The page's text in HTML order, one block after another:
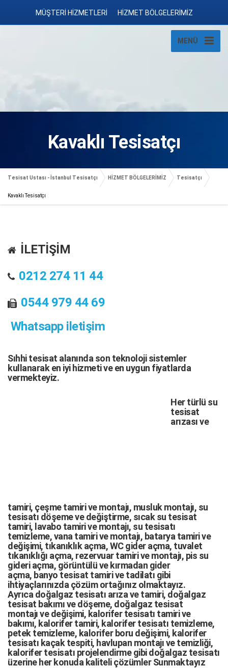
MÜŞTERİ HİZMETLERİ HİZMET BÖLGELERİMİZ
MENÜ
Kavaklı Tesisatçı
Tesisat Ustası - İstanbul Tesisatçı HİZMET BÖLGELERİMİZ Tesisatçı
Kavaklı Tesisatçı
İLETİŞİM
0212 274 11 44
0544 979 44 69
Whatsapp iletişim
Sıhhi tesisat alanında son teknoloji sistemler
kullanarak en iyi hizmeti ve en uygun fiyatlarda
vermekteyiz.
Her türlü su
tesisat
arızasıve
tamiri, çeşme tamirivemontajı, musluk montajı, su
tesisatı döşemeve değiştirme, sıcak su tesisat
tamiri, lavabo tamirivemontajı, su tesisatı
temizleme,vana tamirivemontajı, batarya tamirive
değişimi, tıkanıklık açma,WC gider açma, tuvalet
tıkanıklığı açma, rezervuar tamirive montajı, pis su
gideri açma, görüntülü ve kırmadan gider
açma, banyo tesisat tamirivetadilatı gibi
ihtiyaçlarınızda çözüm ortağınız olmaktayız.
Ayrıca doğalgaz tesisatı arızave tamiri, doğalgaz
tesisat bakımıve döşeme, doğalgaz tesisat
montajıve değişimi, kalorifer tesisatı tamiri ve
bakımı, kalorifer tamiri, kalorifer tesisatı temizleme,
petek temizleme, kalorifer boru değişimi, kalorifer
tesisatı kaçak tespiti, havlupan montajı ve temizliği,
kalorifer tesisatı projelendirme gibi d oğalgaz tesisatı
üzerine her konuda kaliteli çözümler Sunmaktayız